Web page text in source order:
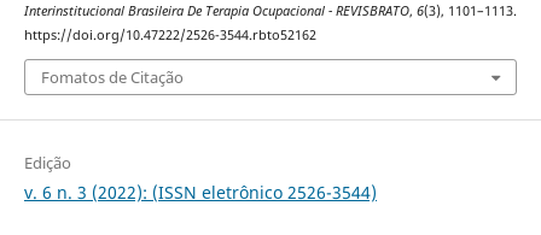
Interinstitucional Brasileira De Terapia Ocupacional - REVISBRATO, 6(3), 1101–1113.
https://doi.org/10.47222/2526-3544.rbto52162
Fomatos de Citação
Edição
v. 6 n. 3 (2022): (ISSN eletrônico 2526-3544)